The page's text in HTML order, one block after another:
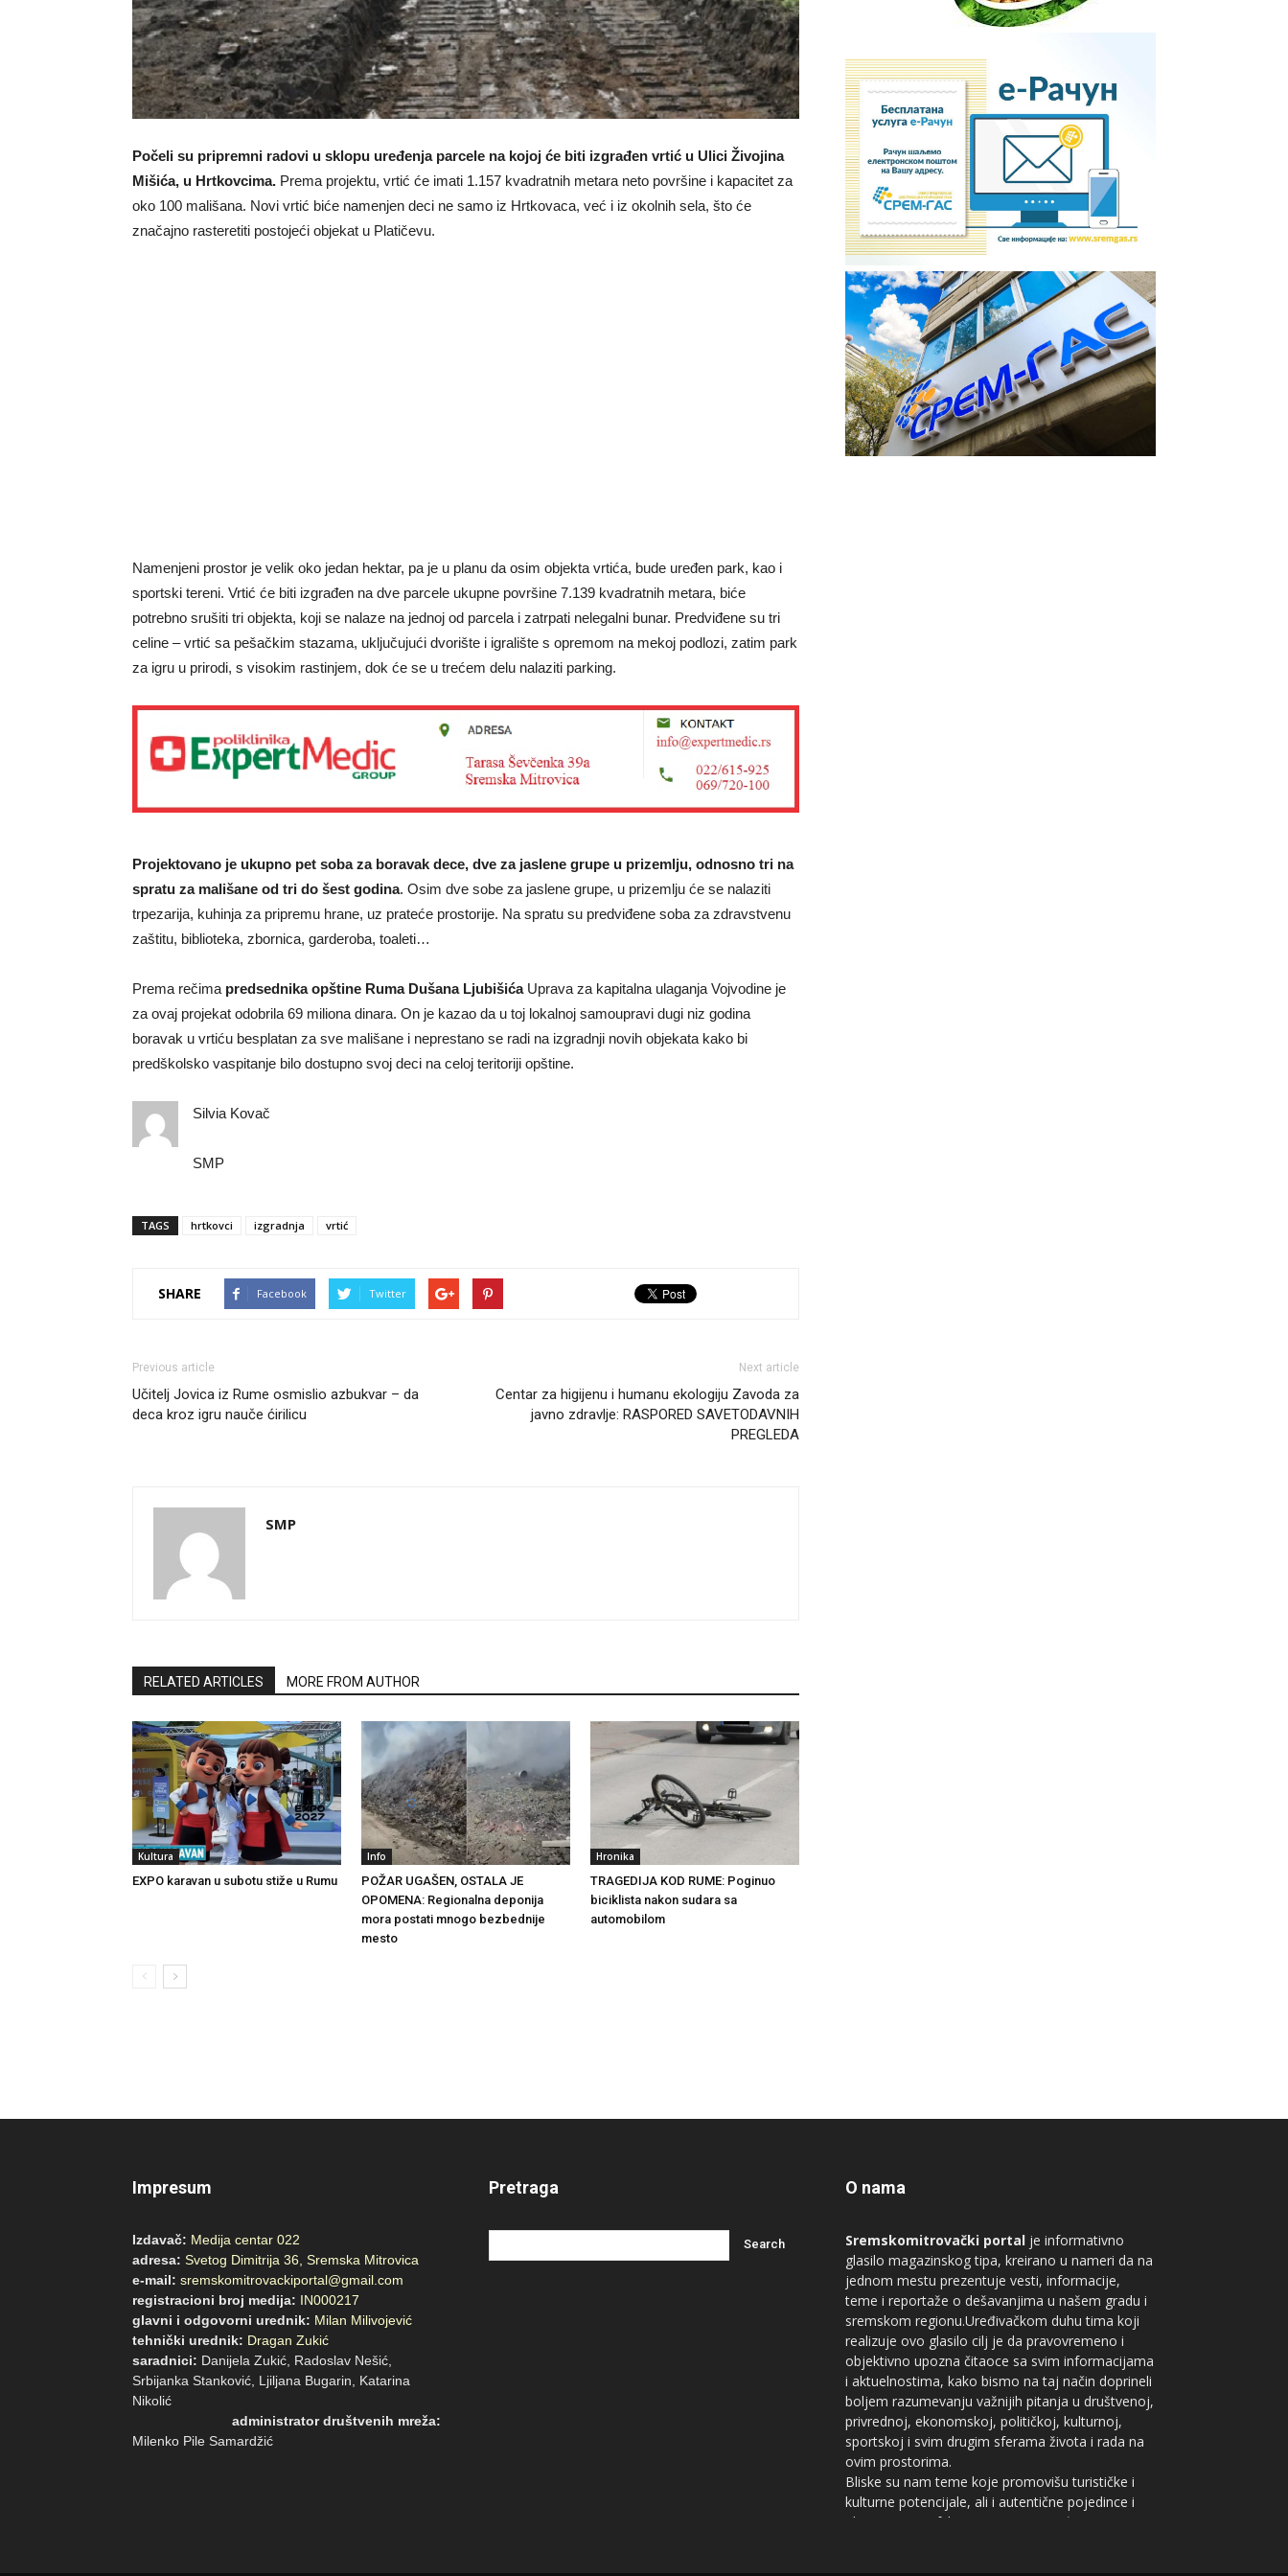
Počeli su pripremni radovi u sklopu uređenja parcele na kojoj će biti izgrađen vrtić u Ulici Živojina
Mišića, u Hrtkovcima. Prema projektu, vrtić će imati 1.157 kvadratnih metara neto površine i kapacitet za
oko 100 mališana. Novi vrtić biće namenjen deci ne samo iz Hrtkovaca, već i iz okolnih sela, što će
značajno rasteretiti postojeći objekat u Platičevu.
Namenjeni prostor je velik oko jedan hektar, pa je u planu da osim objekta vrtića, bude uređen park, kao i
sportski tereni. Vrtić će biti izgrađen na dve parcele ukupne površine 7.139 kvadratnih metara, biće
potrebno srušiti tri objekta, koji se nalaze na jednoj od parcela i zatrpati nelegalni bunar. Predviđene su tri
celine – vrtić sa pešačkim stazama, uključujući dvorište i igralište s opremom na mekoj podlozi, zatim park
za igru u prirodi, s visokim rastinjem, dok će se u trećem delu nalaziti parking.
Projektovano je ukupno pet soba za boravak dece, dve za jaslene grupe u prizemlju, odnosno tri na
spratu za mališane od tri do šest godina. Osim dve sobe za jaslene grupe, u prizemlju će se nalaziti
trpezarija, kuhinja za pripremu hrane, uz prateće prostorije. Na spratu su predviđene soba za zdravstvenu
zaštitu, biblioteka, zbornica, garderoba, toaleti…
Prema rečima predsednika opštine Ruma Dušana Ljubišića Uprava za kapitalna ulaganja Vojvodine je
za ovaj projekat odobrila 69 miliona dinara. On je kazao da u toj lokalnoj samoupravi dugi niz godina
boravak u vrtiću besplatan za sve mališane i neprestano se radi na izgradnji novih objekata kako bi
predškolsko vaspitanje bilo dostupno svoj deci na celoj teritoriji opštine.
Silvia Kovač
SMP
TAGS hrtkovci izgradnja vrtić
SHARE Facebook Twitter
Previous article
Učitelj Jovica iz Rume osmislio azbukvar – da
deca kroz igru nauče ćirilicu
Next article
Centar za higijenu i humanu ekologiju Zavoda za
javno zdravlje: RASPORED SAVETODAVNIH
PREGLEDA
SMP
RELATED ARTICLES MORE FROM AUTHOR
Kultura
EXPO karavan u subotu stiže u Rumu
Info
POŽAR UGAŠEN, OSTALA JE
OPOMENA: Regionalna deponija
mora postati mnogo bezbednije
mesto
Hronika
TRAGEDIJA KOD RUME: Poginuo
biciklista nakon sudara sa
automobilom
Impresum
Izdavač: Medija centar 022
adresa: Svetog Dimitrija 36, Sremska Mitrovica
e-mail: sremskomitrovackiportal@gmail.com
registracioni broj medija: IN000217
glavni i odgovorni urednik: Milan Milivojević
tehnički urednik: Dragan Zukić
saradnici: Danijela Zukić, Radoslav Nešić,
Srbijanka Stanković, Ljiljana Bugarin, Katarina
Nikolić
administrator društvenih mreža:
Milenko Pile Samardžić
Pretraga O nama
Sremskomitrovački portal je informativno
glasilo magazinskog tipa, kreirano u nameri da na
jednom mestu prezentuje vesti, informacije,
teme i reportaže o dešavanjima u našem gradu i
sremskom regionu.Uređivačkom duhu tima koji
realizuje ovo glasilo cilj je da pravovremeno i
objektivno upozna čitaoce sa svim informacijama
i aktuelnostima, kako bismo na taj način doprineli
boljem razumevanju važnijih pitanja u društvenoj,
privrednoj, ekonomskoj, političkoj, kulturnoj,
sportskoj i svim drugim sferama života i rada na
ovim prostorima.
Bliske su nam teme koje promovišu turističke i
kulturne potencijale, ali i autentične pojedince i
ideje iz geografskog prostora između Save i